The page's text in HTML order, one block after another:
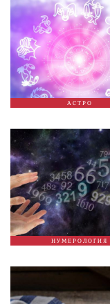
АСТРО
НУМЕРОЛОГИЯ